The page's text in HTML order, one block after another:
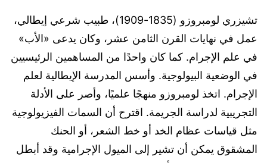
تشيزري لومبروزو (1835-1909)، طبيب شرعي إيطالي،
عمل في نهايات القرن الثامن عشر، وكان يدعى «الأب»
في علم الإجرام. كما كان واحدًا من المساهمين الرئيسيين
في الوضعية البيولوجية. وأسس المدرسة الإيطالية لعلم
الإجرام. اتخذ لومبروزو منهجًا علميًا، وأصر على الأدلة
التجريبية لدراسة الجريمة. اقترح أن السمات الفيزيولوجية
مثل قياسات عظام الخد أو خط الشعر، أو الحنك
المشقوق يمكن أن تشير إلى الميول الإجرامية وقد أبطل